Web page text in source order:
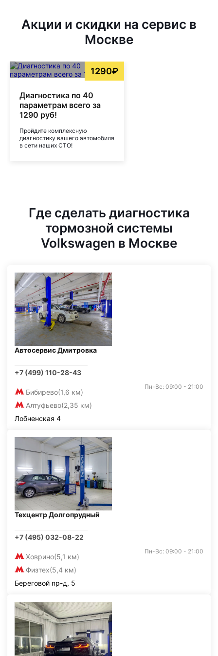
Акции и скидки на сервис в
Москве
1290₽
Диагностика по 40
параметрам всего за
1290 руб!
Пройдите комплексную
диагностику вашего автомобиля
в сети наших СТО!
Где сделать диагностика
тормозной системы
Volkswagen в Москве
Автосервис Дмитровка
+7 (499) 110-28-43
Бибирево(1,6 км)
Алтуфьево(2,35 км)
Пн-Вс: 09:00 - 21:00
Лобненская 4
Техцентр Долгопрудный
+7 (495) 032-08-22
Ховрино(5,1 км)
Физтех(5,4 км)
Пн-Вс: 09:00 - 21:00
Береговой пр-д, 5